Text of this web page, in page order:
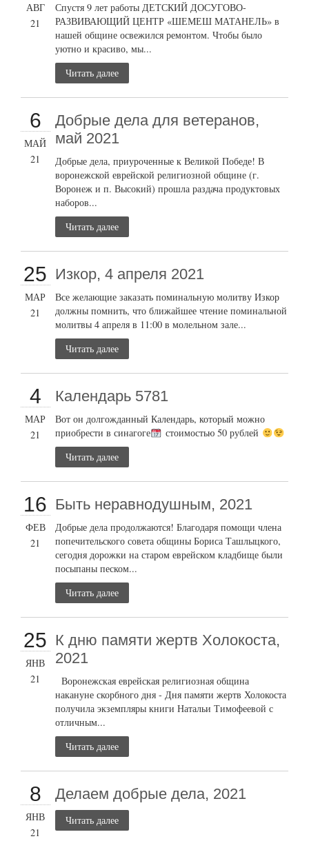
АВГ
21
Спустя 9 лет работы ДЕТСКИЙ ДОСУГОВО-
РАЗВИВАЮЩИЙ ЦЕНТР «ШЕМЕШ МАТАНЕЛЬ» в
нашей общине освежился ремонтом. Чтобы было
уютно и красиво, мы...
Читать далее
6
МАЙ
21
Добрые дела для ветеранов,
май 2021
Добрые дела, приуроченные к Великой Победе! В
воронежской еврейской религиозной общине (г.
Воронеж и п. Высокий) прошла раздача продуктовых
наборов...
Читать далее
25
МАР
21
Изкор, 4 апреля 2021
Все желающие заказать поминальную молитву Изкор
должны помнить, что ближайшее чтение поминальной
молитвы 4 апреля в 11:00 в молельном зале...
Читать далее
4
МАР
21
Календарь 5781
Вот он долгожданный Календарь, который можно
приобрести в синагоге
стоимостью 50 рублей
Читать далее
16
ФЕВ
21
Быть неравнодушным, 2021
Добрые дела продолжаются! Благодаря помощи члена
попечительского совета общины Бориса Ташлыцкого,
сегодня дорожки на старом еврейском кладбище были
посыпаны песком...
Читать далее
25
ЯНВ
21
К дню памяти жертв Холокоста,
2021
Воронежская еврейская религиозная община
накануне скорбного дня - Дня памяти жертв Холокоста
получила экземпляры книги Натальи Тимофеевой с
отличным...
Читать далее
8
ЯНВ
21
Делаем добрые дела, 2021
Читать далее